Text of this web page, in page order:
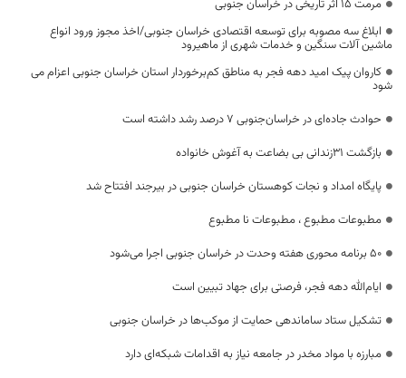
مرمت ۱۵ اثر تاریخی در خراسان جنوبی
ابلاغ سه مصوبه برای توسعه اقتصادی خراسان جنوبی/اخذ مجوز ورود انواع
ماشین آلات سنگین و خدمات شهری از ماهیرود
کاروان پیک امید دهه فجر به مناطق کم‌برخوردار استان خراسان جنوبی اعزام می
شود
حوادث جاده‌ای در خراسان‌جنوبی 7 درصد رشد داشته است
بازگشت ۳۱زندانی بی بضاعت به آغوش خانواده
پایگاه امداد و نجات کوهستان خراسان جنوبی در بیرجند افتتاح شد
مطبوعات مطبوع ، مطبوعات نا مطبوع
۵۰ برنامه محوری هفته وحدت در خراسان جنوبی اجرا می‌شود
ایام‌الله دهه فجر، فرصتی برای جهاد تبیین است
تشکیل ستاد ساماندهی حمایت از موکب‌ها در خراسان جنوبی
مبارزه با مواد مخدر در جامعه نیاز به اقدامات شبکه‌ای دارد